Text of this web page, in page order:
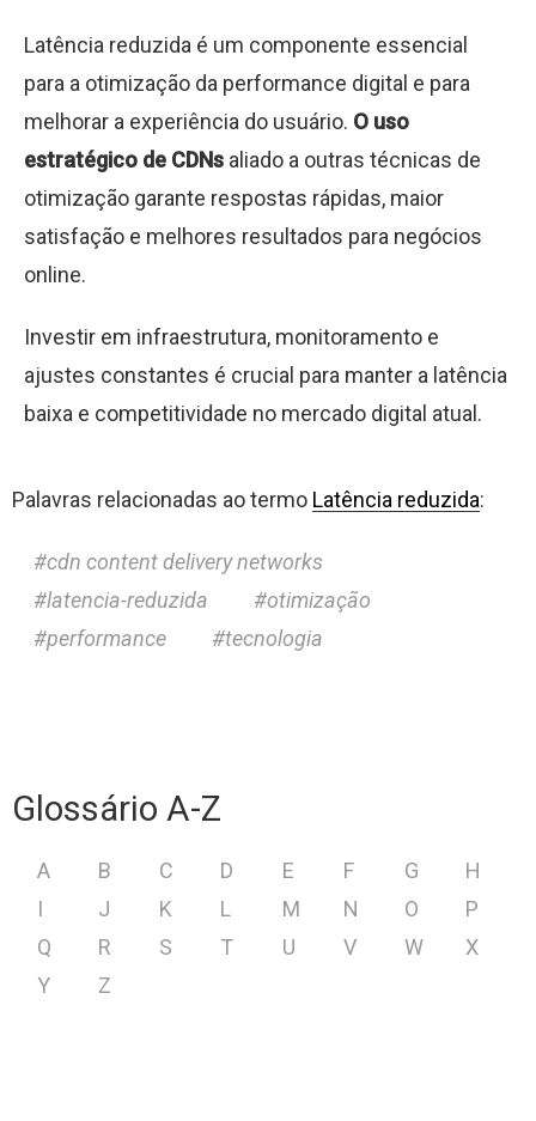
Latência reduzida é um componente essencial
para a otimização da performance digital e para
melhorar a experiência do usuário. O uso
estratégico de CDNs aliado a outras técnicas de
otimização garante respostas rápidas, maior
satisfação e melhores resultados para negócios
online.
Investir em infraestrutura, monitoramento e
ajustes constantes é crucial para manter a latência
baixa e competitividade no mercado digital atual.
Palavras relacionadas ao termo Latência reduzida:
cdn content delivery networks
latencia-reduzida
otimização
performance
tecnologia
Glossário A-Z
A B C D E F G
H
I
J K L M N O
P
Q
R S T U V W
X
Y
Z